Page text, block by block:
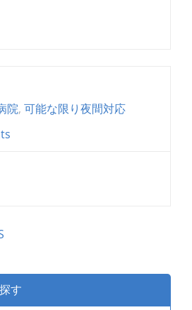
院, 可能な限り夜間対応
す